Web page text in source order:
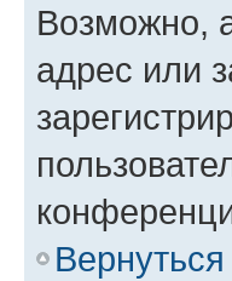
Возможно,
адрес или